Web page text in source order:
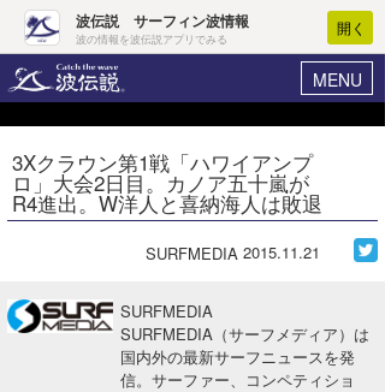
波伝説 サーフィン波情報
波の情報を波伝説アプリでみる
開く
MENU
ヘルプ マイホーム
ログイン
WAVE HUNTER波予想ツール
3Xクラウン第1戦「ハワイアンプ
ロ」大会2日目。カノア五十嵐が
R4進出。W洋人と喜納海人は敗退
SURFMEDIA 2015.11.21
SURFMEDIA
SURFMEDIA（サーフメディア）は
国内外の最新サーフニュースを発
信。サーファー、コンペティショ
Core Surf Japan
コンテスト
ファッション/グッズ
アート＆エンタメ